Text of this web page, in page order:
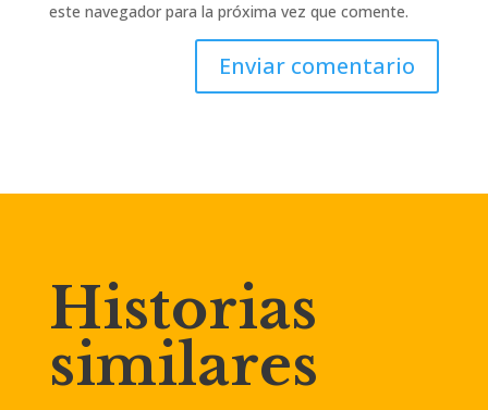
este navegador para la próxima vez que comente.
Enviar comentario
Historias
similares